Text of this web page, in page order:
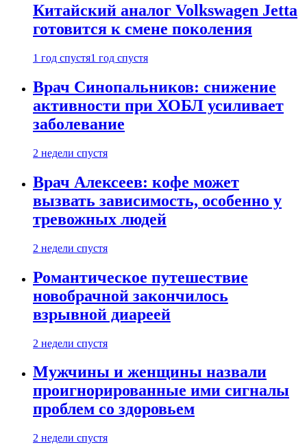
Китайский аналог Volkswagen Jetta
готовится к смене поколения
1 год спустя1 год спустя
Врач Синопальников: снижение
активности при ХОБЛ усиливает
заболевание
2 недели спустя
Врач Алексеев: кофе может
вызвать зависимость, особенно у
тревожных людей
2 недели спустя
Романтическое путешествие
новобрачной закончилось
взрывной диареей
2 недели спустя
Мужчины и женщины назвали
проигнорированные ими сигналы
проблем со здоровьем
2 недели спустя